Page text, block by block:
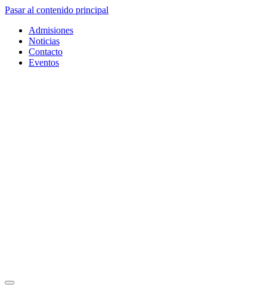
Pasar al contenido principal
Admisiones
Noticias
Contacto
Eventos